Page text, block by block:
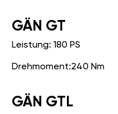
GÄN GT
Leistung: 180 PS
Drehmoment:240 Nm
GÄN GTL